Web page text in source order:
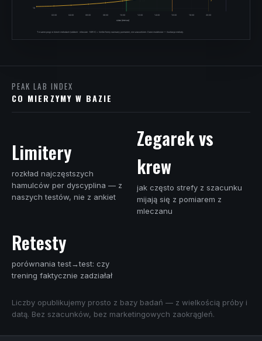
PEAK LAB INDEX
CO MIERZYMY W BAZIE
Limitery
rozkład najczęstszych
hamulców per dyscyplina — z
naszych testów, nie z ankiet
Zegarek vs
krew
jak często strefy z szacunku
mijają się z pomiarem z
mleczanu
Retesty
porównania test→test: czy
trening faktycznie zadziałał
Liczby opublikujemy prosto z bazy badań — z wielkością próby i
datą. Bez szacunków, bez marketingowych zaokrągleń.